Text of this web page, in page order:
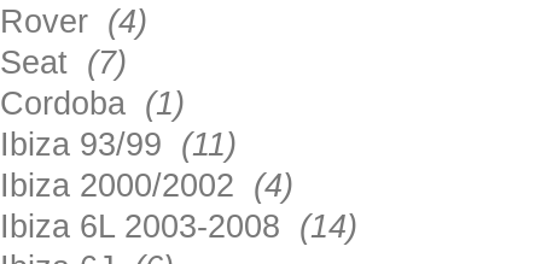
Rover (4)
Seat (7)
Cordoba (1)
Ibiza 93/99 (11)
Ibiza 2000/2002 (4)
Ibiza 6L 2003-2008 (14)